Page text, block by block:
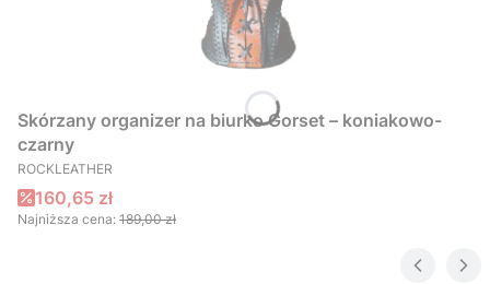
Skórzany organizer na biurko Gorset – koniakowo-
czarny
PRODUCENT
ROCKLEATHER
Cena promocyjna
160,65 zł
Najniższa cena: 189,00 zł